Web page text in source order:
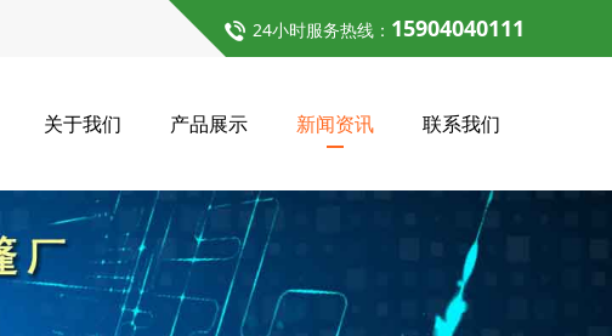
24小时服务热线： 15904040111
关于我们 产品展示 新闻资讯 联系我们